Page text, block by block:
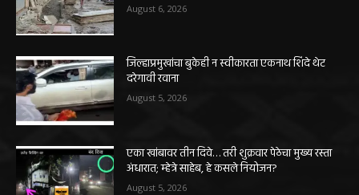
August 6, 2026
जिल्हाप्रमुखांचा बुकेही न स्वीकारता एकनाथ शिंदे थेट
दरेगावी रवाना
August 5, 2026
एका खांबावर तीन दिवे… तरी शुक्रवार पेठेचा मुख्य रस्ता
अंधारात; म्हेत्रे साहेब, हे कसले नियोजन?
August 5, 2026